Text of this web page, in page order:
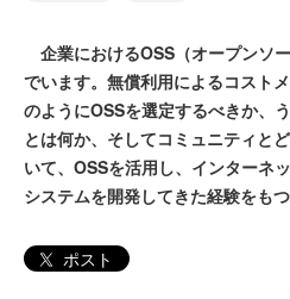
企業におけるOSS（オープンソ
でいます。無償利用によるコスト
のようにOSSを選定するべきか、
とは何か、そしてコミュニティと
いて、OSSを活用し、インターネ
システムを開発してきた経験をも
ポスト